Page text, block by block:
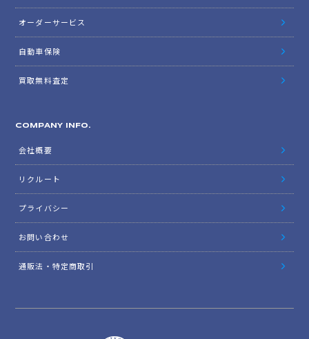
オーダーサービス
自動車保険
買取無料査定
COMPANY INFO.
会社概要
リクルート
プライバシー
お問い合わせ
通販法・特定商取引